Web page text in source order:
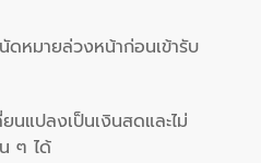
หมายล่วงหน้าก่อนเข้ารับ
นแปลงเป็นเงินสดและไม่
ๆ ได้